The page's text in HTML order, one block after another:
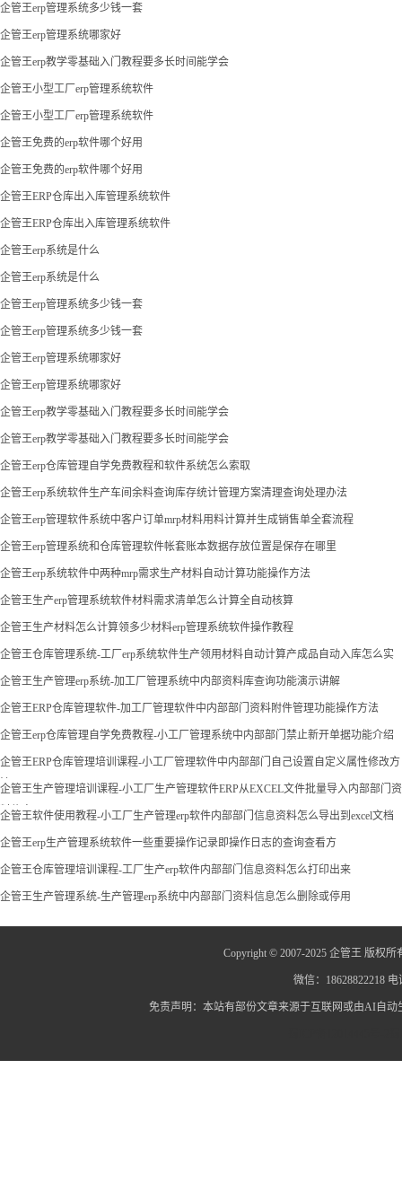
企管王erp管理系统多少钱一套
企管王erp管理系统哪家好
企管王erp教学零基础入门教程要多长时间能学会
企管王小型工厂erp管理系统软件
企管王小型工厂erp管理系统软件
企管王免费的erp软件哪个好用
企管王免费的erp软件哪个好用
企管王ERP仓库出入库管理系统软件
企管王ERP仓库出入库管理系统软件
企管王erp系统是什么
企管王erp系统是什么
企管王erp管理系统多少钱一套
企管王erp管理系统多少钱一套
企管王erp管理系统哪家好
企管王erp管理系统哪家好
企管王erp教学零基础入门教程要多长时间能学会
企管王erp教学零基础入门教程要多长时间能学会
企管王erp仓库管理自学免费教程和软件系统怎么索取
企管王erp系统软件生产车间余料查询库存统计管理方案清理查询处理办法
企管王erp管理软件系统中客户订单mrp材料用料计算并生成销售单全套流程
企管王erp管理系统和仓库管理软件帐套账本数据存放位置是保存在哪里
企管王erp系统软件中两种mrp需求生产材料自动计算功能操作方法
企管王生产erp管理系统软件材料需求清单怎么计算全自动核算
企管王生产材料怎么计算领多少材料erp管理系统软件操作教程
企管王仓库管理系统-工厂erp系统软件生产领用材料自动计算产成品自动入库怎么实
现
企管王生产管理erp系统-加工厂管理系统中内部资料库查询功能演示讲解
企管王ERP仓库管理软件-加工厂管理软件中内部部门资料附件管理功能操作方法
企管王erp仓库管理自学免费教程-小工厂管理系统中内部部门禁止新开单据功能介绍
企管王ERP仓库管理培训课程-小工厂管理软件中内部部门自己设置自定义属性修改方
法
企管王生产管理培训课程-小工厂生产管理软件ERP从EXCEL文件批量导入内部部门资
料信息
企管王软件使用教程-小工厂生产管理erp软件内部部门信息资料怎么导出到excel文档
企管王erp生产管理系统软件一些重要操作记录即操作日志的查询查看方
企管王仓库管理培训课程-工厂生产erp软件内部部门信息资料怎么打印出来
企管王生产管理系统-生产管理erp系统中内部部门资料信息怎么删除或停用
Copyright © 2007-2025 企管王 版权所
微信：18628822218
免责声明：本站有部份文章来源于互联网或由AI自